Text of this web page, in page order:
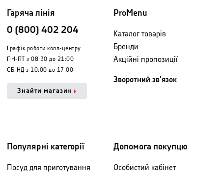
Гаряча лінія
0 (800) 402 204
Графік роботи колл-центру
ПН-ПТ з 08:30 до 21:00
СБ-НД з 10:00 до 17:00
Знайти магазин
ProMenu
Каталог товарів
Бренди
Акційні пропозиції
Зворотний зв'язок
Популярні категорії
Посуд для приготування
Допомога покупцю
Особистий кабінет